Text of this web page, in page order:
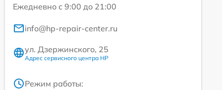
Ежедневно с 9:00 до 21:00
info@hp-repair-center.ru
ул. Дзержинского, 25
Адрес сервисного центра HP
Режим работы: